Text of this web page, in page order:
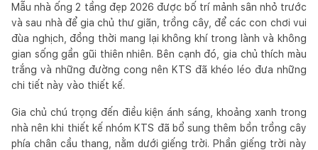
Mẫu nhà ống 2 tầng đẹp 2026 được bố trí mảnh sân nhỏ trước
và sau nhà để gia chủ thư giãn, trồng cây, để các con chơi vui
đùa nghịch, đồng thời mang lại không khí trong lành và không
gian sống gần gũi thiên nhiên. Bên cạnh đó, gia chủ thích màu
trắng và những đường cong nên KTS đã khéo léo đưa những
chi tiết này vào thiết kế.
Gia chủ chú trọng đến điều kiện ánh sáng, khoảng xanh trong
nhà nên khi thiết kế nhóm KTS đã bổ sung thêm bồn trồng cây
phía chân cầu thang, nằm dưới giếng trời. Phần giếng trời này